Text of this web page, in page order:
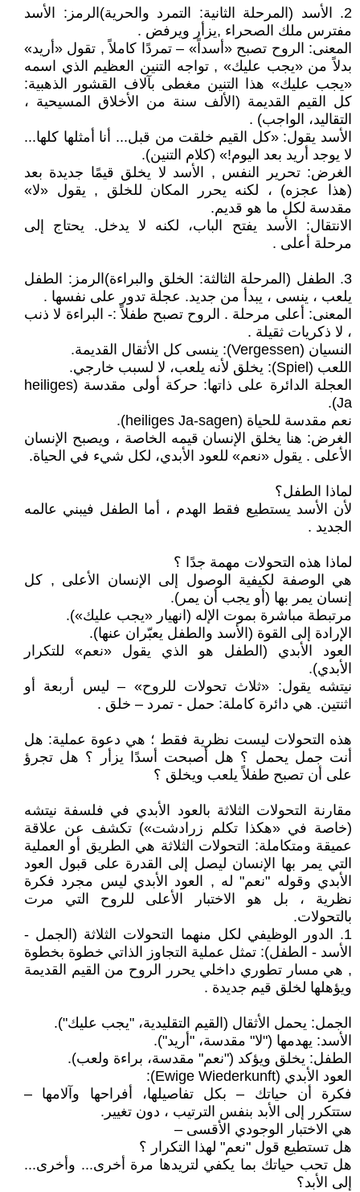
2. الأسد (المرحلة الثانية: التمرد والحرية)الرمز: الأسد
مفترس ملك الصحراء ,يزأر ويرفض .
المعنى: الروح تصبح «أسداً» – تمردًا كاملاً , تقول «أريد»
بدلاً من «يجب عليك» , تواجه التنين العظيم الذي اسمه
«يجب عليك» هذا التنين مغطى بآلاف القشور الذهبية:
كل القيم القديمة (الألف سنة من الأخلاق المسيحية ،
التقاليد، الواجب) .
الأسد يقول: «كل القيم خلقت من قبل... أنا أمثلها كلها...
لا يوجد أريد بعد اليوم!» (كلام التنين).
الغرض: تحرير النفس , الأسد لا يخلق قيمًا جديدة بعد
(هذا عجزه) ، لكنه يحرر المكان للخلق , يقول «لا»
مقدسة لكل ما هو قديم.
الانتقال: الأسد يفتح الباب، لكنه لا يدخل. يحتاج إلى
مرحلة أعلى .
3. الطفل (المرحلة الثالثة: الخلق والبراءة)الرمز: الطفل
يلعب ، ينسى ، يبدأ من جديد. عجلة تدور على نفسها .
المعنى: أعلى مرحلة . الروح تصبح طفلاً :- البراءة لا ذنب
، لا ذكريات ثقيلة .
النسيان (Vergessen): ينسى كل الأثقال القديمة.
اللعب (Spiel): يخلق لأنه يلعب، لا لسبب خارجي.
العجلة الدائرة على ذاتها: حركة أولى مقدسة (heiliges
Ja).
نعم مقدسة للحياة (heiliges Ja-sagen).
الغرض: هنا يخلق الإنسان قيمه الخاصة ، ويصبح الإنسان
الأعلى . يقول «نعم» للعود الأبدي، لكل شيء في الحياة.
لماذا الطفل؟
لأن الأسد يستطيع فقط الهدم ، أما الطفل فيبني عالمه
الجديد .
لماذا هذه التحولات مهمة جدًا ؟
هي الوصفة لكيفية الوصول إلى الإنسان الأعلى , كل
إنسان يمر بها (أو يجب أن يمر).
مرتبطة مباشرة بموت الإله (انهيار «يجب عليك»).
الإرادة إلى القوة (الأسد والطفل يعبّران عنها).
العود الأبدي (الطفل هو الذي يقول «نعم» للتكرار
الأبدي).
نيتشه يقول: «ثلاث تحولات للروح» – ليس أربعة أو
اثنتين. هي دائرة كاملة: حمل - تمرد – خلق .
هذه التحولات ليست نظرية فقط ؛ هي دعوة عملية: هل
أنت جمل يحمل ؟ هل أصبحت أسدًا يزأر ؟ هل تجرؤ
على أن تصبح طفلاً يلعب ويخلق ؟
مقارنة التحولات الثلاثة بالعود الأبدي في فلسفة نيتشه
(خاصة في «هكذا تكلم زرادشت») تكشف عن علاقة
عميقة ومتكاملة: التحولات الثلاثة هي الطريق أو العملية
التي يمر بها الإنسان ليصل إلى القدرة على قبول العود
الأبدي وقوله "نعم" له , العود الأبدي ليس مجرد فكرة
نظرية ، بل هو الاختبار الأعلى للروح التي مرت
بالتحولات.
1. الدور الوظيفي لكل منهما التحولات الثلاثة (الجمل -
الأسد - الطفل): تمثل عملية التجاوز الذاتي خطوة بخطوة
, هي مسار تطوري داخلي يحرر الروح من القيم القديمة
ويؤهلها لخلق قيم جديدة .
الجمل: يحمل الأثقال (القيم التقليدية، "يجب عليك").
الأسد: يهدمها ("لا" مقدسة، "أريد").
الطفل: يخلق ويؤكد ("نعم" مقدسة، براءة ولعب).
العود الأبدي (Ewige Wiederkunft):
فكرة أن حياتك – بكل تفاصيلها، أفراحها وآلامها –
ستتكرر إلى الأبد بنفس الترتيب ، دون تغيير.
هي الاختبار الوجودي الأقسى –
هل تستطيع قول "نعم" لهذا التكرار ؟
هل تحب حياتك بما يكفي لتريدها مرة أخرى... وأخرى...
إلى الأبد؟